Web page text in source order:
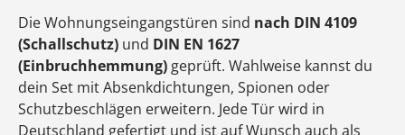
Die Wohnungseingangstüren sind nach DIN 4109
(Schallschutz) und DIN EN 1627
(Einbruchhemmung) geprüft. Wahlweise kannst du
dein Set mit Absenkdichtungen, Spionen oder
Schutzbeschlägen erweitern. Jede Tür wird in
Deutschland gefertigt und ist auf Wunsch auch als